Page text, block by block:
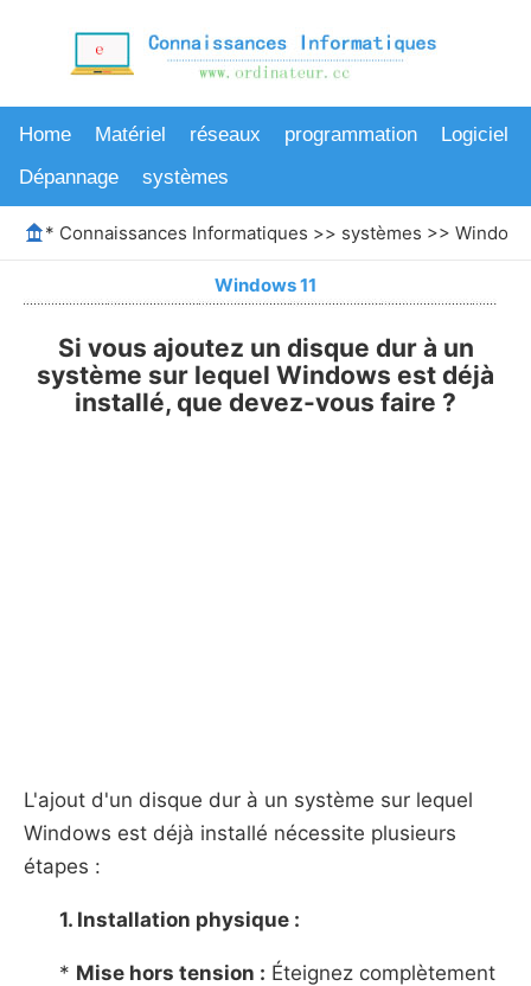
Home Matériel réseaux programmation
Logiciel
Dépannage
systèmes
* Connaissances Informatiques >> systèmes >>
Windows 11
Si vous ajoutez un disque dur à un
système sur lequel Windows est déjà
installé, que devez-vous faire ?
L'ajout d'un disque dur à un système sur lequel
Windows est déjà installé nécessite plusieurs
étapes :
1. Installation physique :
* Mise hors tension : Éteignez complètement